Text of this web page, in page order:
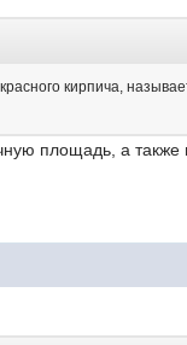
кирпича,
площадь, а также